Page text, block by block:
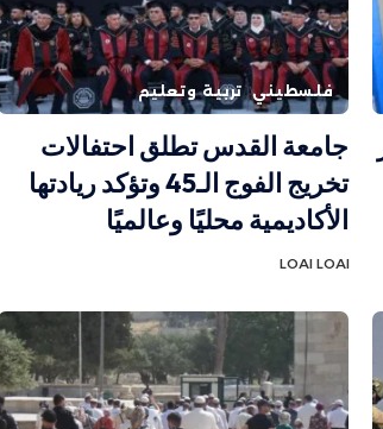
فلسطيني تربية وتعليم
جامعة القدس تطلق احتفالات
تخريج الفوج الـ45 وتؤكد ريادتها
الأكاديمية محليًا وعالميًا
LOAI LOAI